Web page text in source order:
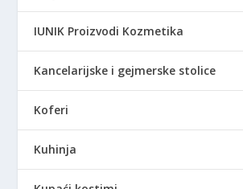
IUNIK Proizvodi Kozmetika
Kancelarijske i gejmerske stolice
Koferi
Kuhinja